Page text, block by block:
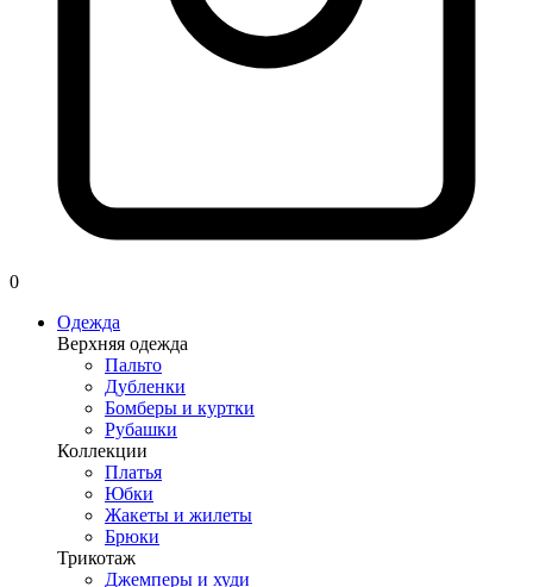
0
Одежда
Верхняя одежда
Пальто
Дубленки
Бомберы и куртки
Рубашки
Коллекции
Платья
Юбки
Жакеты и жилеты
Брюки
Трикотаж
Джемперы и худи